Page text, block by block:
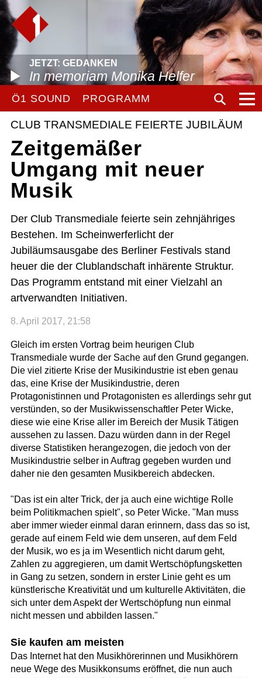
JETZT: GEDANKEN
In memoriam Monika Helfer
Ö1 SOUND PROGRAMM
CLUB TRANSMEDIALE FEIERTE JUBILÄUM
Zeitgemäßer
Umgang mit neuer
Musik
Der Club Transmediale feierte sein zehnjähriges
Bestehen. Im Scheinwerferlicht der
Jubiläumsausgabe des Berliner Festivals stand
heuer die der Clublandschaft inhärente Struktur.
Das Programm entstand mit einer Vielzahl an
artverwandten Initiativen.
8. April 2017, 21:58
Gleich im ersten Vortrag beim heurigen Club
Transmediale wurde der Sache auf den Grund gegangen.
Die viel zitierte Krise der Musikindustrie ist eben genau
das, eine Krise der Musikindustrie, deren
Protagonistinnen und Protagonisten es allerdings sehr gut
verstünden, so der Musikwissenschaftler Peter Wicke,
diese wie eine Krise aller im Bereich der Musik Tätigen
aussehen zu lassen. Dazu würden dann in der Regel
diverse Statistiken herangezogen, die jedoch von der
Musikindustrie selber in Auftrag gegeben wurden und
daher nie den gesamten Musikbereich abdecken.
"Das ist ein alter Trick, der ja auch eine wichtige Rolle
beim Politikmachen spielt", so Peter Wicke. "Man muss
aber immer wieder einmal daran erinnern, dass das so ist,
gerade auf einem Feld wie dem unseren, auf dem Feld
der Musik, wo es ja im Wesentlich nicht darum geht,
Zahlen zu aggregieren, um damit Wertschöpfungsketten
in Gang zu setzen, sondern in erster Linie geht es um
künstlerische Kreativität und um kulturelle Aktivitäten, die
sich unter dem Aspekt der Wertschöpfung nun einmal
nicht messen und abbilden lassen."
Sie kaufen am meisten
Das Internet hat den Musikhörerinnen und Musikhörern
neue Wege des Musikkonsums eröffnet, die nun auch